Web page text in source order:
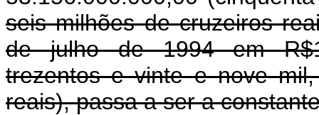
seis milhões de cruzeiros
de julho de 1994 em
trezentos e vinte e nove
reais), passa a ser a